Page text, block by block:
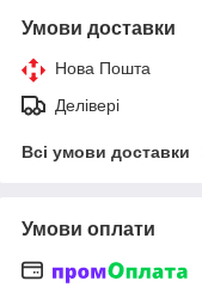
Умови доставки
Нова Пошта
Делівері
Всі умови доставки
Умови оплати